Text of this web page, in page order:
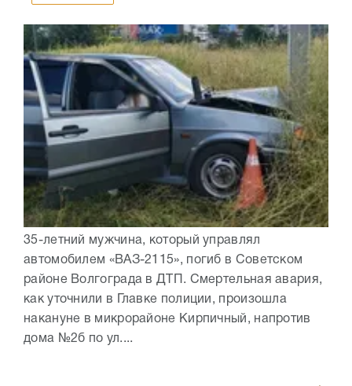
35-летний мужчина, который управлял
автомобилем «ВАЗ-2115», погиб в Советском
районе Волгограда в ДТП. Смертельная авария,
как уточнили в Главке полиции, произошла
накануне в микрорайоне Кирпичный, напротив
дома №2б по ул....